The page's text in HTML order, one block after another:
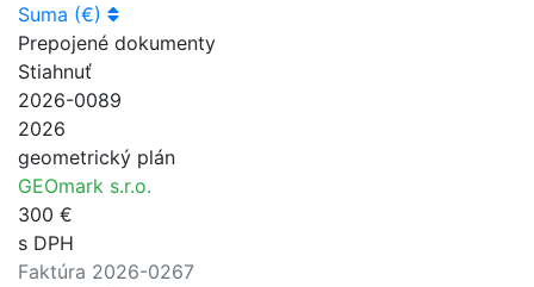
Suma (€)
Prepojené dokumenty
Stiahnuť
2026-0089
2026
geometrický plán
GEOmark s.r.o.
300 €
s DPH
Faktúra 2026-0267